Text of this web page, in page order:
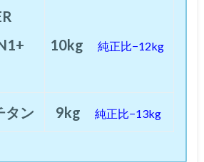
10kg 純正比−12kg
タン 9kg 純正比−13kg